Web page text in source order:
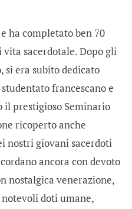
ha completato ben 70
sacerdotale. Dopo gli
si era subito dedicato
francescano e
il prestigioso Seminario
ricoperto anche
nostri giovani sacerdoti
ancora con devoto
nostalgica venerazione,
doti umane,